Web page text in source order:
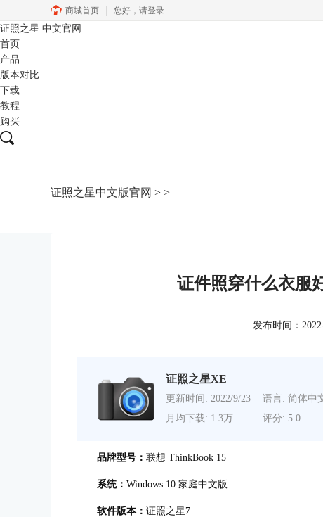
商城首页 您好， 请登录
证照之星 中文官网
首页
产品
版本对比
下载
教程
购买
证照之星中文版官网 > >
证件照穿什么衣服
发布时间：
证照之星XE
更新时间: 2022/9/23 语言: 简体中
月均下载: 1.3万
评分: 5.0
品牌型号： 联想 ThinkBook 15
系统： Windows 10 家庭中文版
软件版本： 证照之星7